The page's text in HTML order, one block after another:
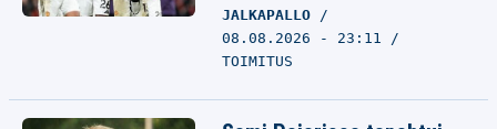
JALKAPALLO
08.08.2026 - 23:11
TOIMITUS